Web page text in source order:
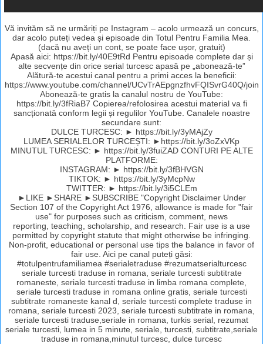
Vă invităm să ne urmăriți pe Instagram – acolo urmează un concurs,
dar acolo puteți vedea și episoade din Totul Pentru Familia Mea.
(dacă nu aveți un cont, se poate face ușor, gratuit)
Apasă aici: https://bit.ly/40E9tRd Pentru episoade complete dar și
alte secvențe din orice serial turcesc apasă pe „abonează-te”
Alătură-te acestui canal pentru a primi acces la beneficii:
https://www.youtube.com/channel/UCvTrAEpgnzfhvFQISvrG40Q/join
Abonează-te gratis la canalul nostru de YouTube:
https://bit.ly/3fRiaB7 Copierea/refolosirea acestui material va fi
sancționată conform legii și regulilor YouTube. Canalele noastre
secundare sunt:
DULCE TURCESC: ► https://bit.ly/3yMAjZy
LUMEA SERIALELOR TURCEȘTI: ►https://bit.ly/3oZxVKp
MINUTUL TURCESC: ► https://bit.ly/3fuiZAD CONTURI PE ALTE
PLATFORME:
INSTAGRAM: ► https://bit.ly/3fBHVGN
TIKTOK: ► https://bit.ly/3yMcpNw
TWITTER: ► https://bit.ly/3i5CLEm
►LIKE ►SHARE ►SUBSCRIBE "Copyright Disclaimer Under
Section 107 of the Copyright Act 1976, allowance is made for "fair
use" for purposes such as criticism, comment, news
reporting, teaching, scholarship, and research. Fair use is a use
permitted by copyright statute that might otherwise be infringing.
Non-profit, educational or personal use tips the balance in favor of
fair use. Aici pe canal puteți găsi:
#totulpentrufamiliamea #serialetraduse #rezumatserialturcesc
seriale turcesti traduse in romana, seriale turcesti subtitrate
romaneste, seriale turcesti traduse in limba romana complete,
seriale turcesti traduse in romana online gratis, seriale turcesti
subtitrate romaneste kanal d, seriale turcesti complete traduse in
romana, seriale turcesti 2023, seriale turcesti subtitrate in romana,
seriale turcesti traduse,seriale in romana, turkis serial, rezumat
seriale turcesti, lumea in 5 minute, seriale, turcesti, subtitrate,seriale
traduse in romana,minutul turcesc, dulce turcesc